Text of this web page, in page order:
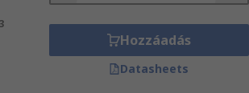
Hozzáadás
Datasheets